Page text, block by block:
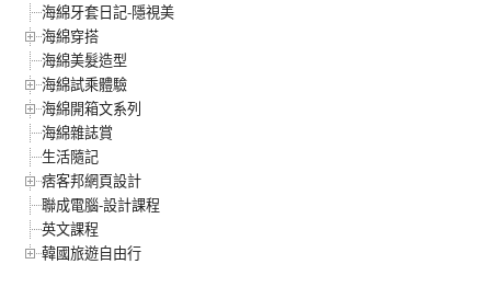
海綿牙套日記-隱視美
海綿穿搭
海綿美髮造型
海綿試乘體驗
海綿開箱文系列
海綿雜誌賞
生活隨記
痞客邦網頁設計
聯成電腦-設計課程
英文課程
韓國旅遊自由行